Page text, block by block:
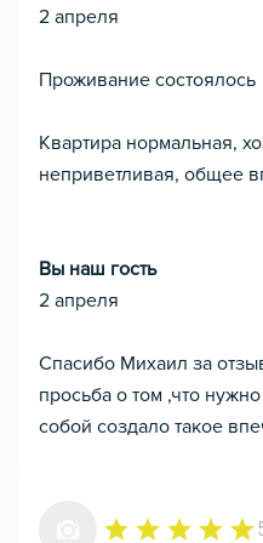
2 апреля
Проживание состоялось
Квартира нормальная,
неприветливая, общее
Вы наш гость
2 апреля
Спасибо Михаил за
просьба о том ,что
собой создало такое